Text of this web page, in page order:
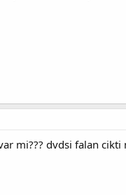
mi??? dvdsi falan cikti